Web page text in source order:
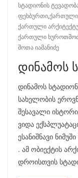
სტადიონის
ფეხბურთი,ქართული
ქართული
ქართული
შოთა იამანიძე
დინამოს
დინამოს
სახელობის
შესავალი
ვიდა
ესანიშნავი
. ამ ობიექტის
დროისთვის